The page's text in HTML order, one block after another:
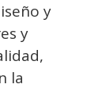
y
y
la